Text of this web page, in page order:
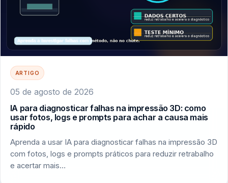
ARTIGO
05 de agosto de 2026
IA para diagnosticar falhas na impressão 3D: como
usar fotos, logs e prompts para achar a causa mais
rápido
Aprenda a usar IA para diagnosticar falhas na impressão 3D
com fotos, logs e prompts práticos para reduzir retrabalho
e acertar mais…